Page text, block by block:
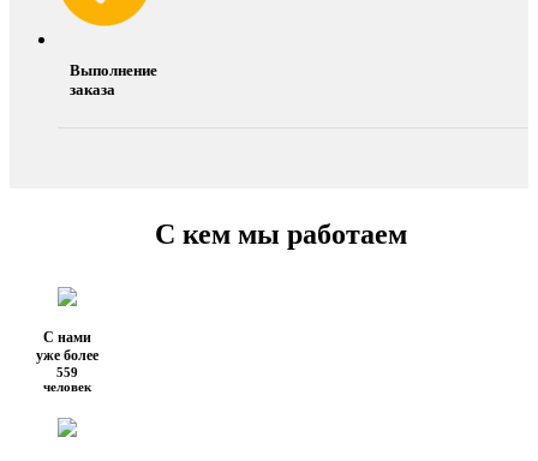
Выполнение
заказа
С кем мы работаем
С нами
уже более
559
человек